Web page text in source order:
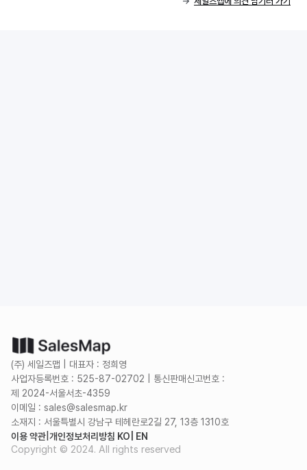
(주) 세일즈맵 | 대표자 : 정희영
사업자등록번호 : 525-87-02702 | 통신판매신고번호 :
제 2024-서울서초-4359
이메일 : sales@salesmap.kr
소재지 : 서울특별시 강남구 테헤란로2길 27, 13층 1310호
이용 약관 개인정보처리방침 KO | EN
Copyright © 2024. All rights reserved